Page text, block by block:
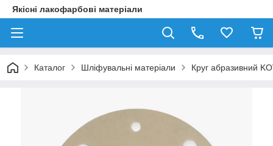
Якісні лакофарбові матеріали
Каталог Шліфувальні матеріали Круг абразивний